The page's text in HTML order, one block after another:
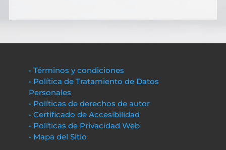
• Términos y condiciones
• Política de Tratamiento de Datos
Personales
• Políticas de derechos de autor
• Certificado de Accesibilidad
• Políticas de Privacidad Web
• Mapa del Sitio